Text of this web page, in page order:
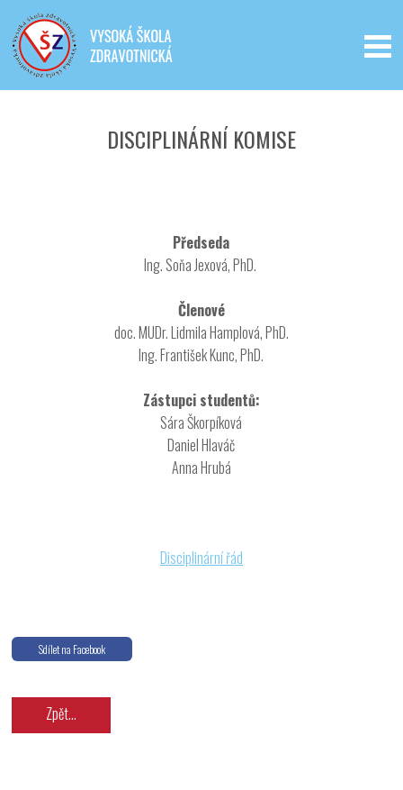
DISCIPLINÁRNÍ KOMISE
Předseda
Ing. Soňa Jexová, PhD.
Členové
doc. MUDr. Lidmila Hamplová, PhD.
Ing. František Kunc, PhD.
Zástupci studentů:
Sára Škorpíková
Daniel Hlaváč
Anna Hrubá
Disciplinární řád
Sdílet na Facebook
Zpět...
Iveta - Vysoká škola zdravotnická,
o.p.s.